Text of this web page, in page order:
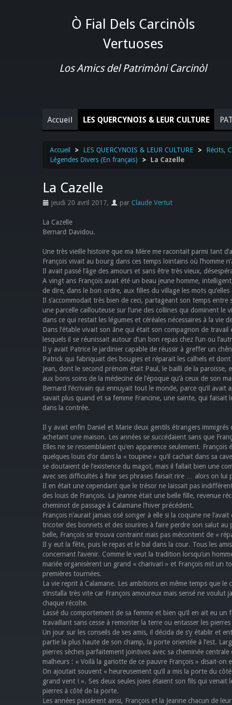
Ò Fial Dels Carcinòls
Vertuoses
Los Amics del Patrimòni Carcinòl
Accueil LES QUERCYNOIS & LEUR CULTURE
Accueil > LES QUERCYNOIS & LEUR CULTURE > Récits,
Légendes Divers (En français)
> La Cazelle
La Cazelle
jeudi 20 avril 2017, par Claude Vertut
La Cazelle
Bernard Davidou.
Une très vieille histoire que ma Mère me racontait parmi tant
François vivait au bourg dans ces temps lointains où l’homme
Il avait passé l’âge des amours et sans être très vieux,
A vingt ans François avait été un beau jeune homme,
de dire, dans le bon ordre, aux filles du village les mots
Il s’accommodait très bien de ceci, partageant son temps
une parcelle caillouteuse sur l’une des collines qui dominent
dans ce qui restait les légumes et céréales nécessaires à la vie
Dans l’étable vivait son âne qui était son compagnon de
lesquels il se réunissait autour d’un bon repas chez l’un ou
Il y avait Patrice le jardinier capable de réussir à greffer un
Patrick qui fabriquait des bougies et réparait les calhels et
Jean, dont le second prénom était Paul, le bailli de la
aux bons soins de la médecine de l’époque qu’à ceux de son
Bernard l’écrivain qui ennuyait tout le monde, parce qu’il
savait plus quand et sa femme Francine, une sainte, qui
dans la contrée.
Il y avait enfin Daniel et Marie deux gentils étrangers
achetant une maison. Les années se succédaient sans que
Elles ne se ressemblaient qu’en apparence seulement.
quelques louis d’or dans la « toupine » qu’il cachait dans sa
se doutaient de l’existence du magot, mais il fallait bien une
avec ses difficultés à finir ses phrases faisait rire … alors on lui
Il en était une cependant que le trésor ne laissait pas
des louis de François. La Jeanne était une belle fille, revenue
cheminot de passage à Calamane l’hiver précédent.
François n’aurait jamais osé songer à elle si la coquine ne
tricoter des bonnets et des sourires à faire perdre son salut
belle, François se trouva contraint mais pas mécontent de «
Il y eut la fête, puis le repas et le bal dans la cour. Tous les
concernant l’avenir. Comme le veut la tradition lorsqu’un
mariée organisèrent un grand « charivari » et François mit un
premières tournées.
La vie reprit à Calamane. Les ambitions en même temps que
s’installa très vite car François amoureux mais sensé ne voulut
chaque récolte.
Lassé du comportement de sa femme et bien qu’il en ait eu
travaillant sans cesse à remonter la terre ou entasser les
Un jour sur les conseils de ses amis, il décida de s’y établir et
partie la plus haute de son champ, la porte orientée à l’est.
pierres sèches parfaitement jointives avec sa cheminée
malheurs : « Voilà la gariotte de ce pauvre François » disait-on
On ajoutait souvent « heureusement qu’il a mis la porte du
grand vent ! ». Ses deux seules joies étaient son fils qui venait
pierres à côté de la porte.
Les années passèrent ainsi, François et la Jeanne chacun de